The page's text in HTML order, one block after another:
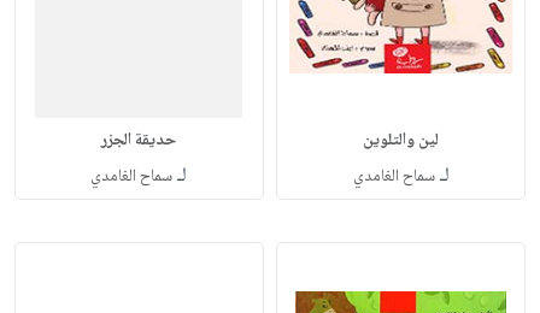
لين والتلوين
لـسماح الغامدي
حديقة الجزر
لـسماح الغامدي